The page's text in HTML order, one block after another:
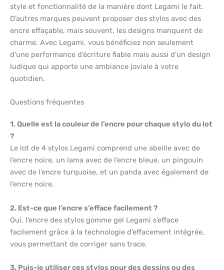
style et fonctionnalité de la manière dont Legami le fait.
D’autres marques peuvent proposer des stylos avec des
encre effaçable, mais souvent, les designs manquent de
charme. Avec Legami, vous bénéficiez non seulement
d’une performance d’écriture fiable mais aussi d’un design
ludique qui apporte une ambiance joviale à votre
quotidien.
Questions fréquentes
1. Quelle est la couleur de l’encre pour chaque stylo du lot
?
Le lot de 4 stylos Legami comprend une abeille avec de
l’encre noire, un lama avec de l’encre bleue, un pingouin
avec de l’encre turquoise, et un panda avec également de
l’encre noire.
2. Est-ce que l’encre s’efface facilement ?
Oui, l’encre des stylos gomme gel Legami s’efface
facilement grâce à la technologie d’effacement intégrée,
vous permettant de corriger sans trace.
3. Puis-je utiliser ces stylos pour des dessins ou des